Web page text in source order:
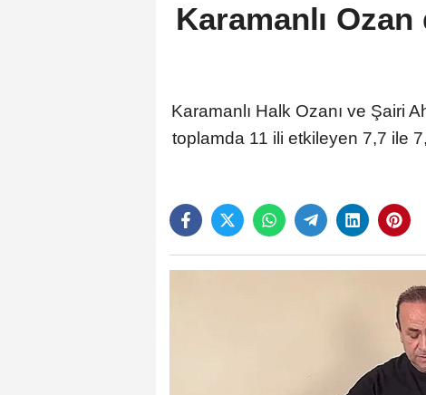
Karamanlı
Karamanlı Halk Ozanı ve Şairi
toplamda 11 ili etkileyen 7,7 ile